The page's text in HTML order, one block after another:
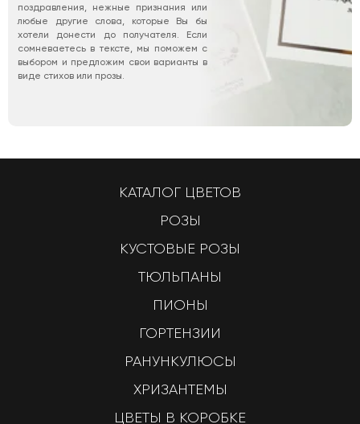
поздравления, нежные признания или
любые другие слова, которые Вы бы
хотели донести до получателя. Если
сомневаетесь в тексте, мы поможем с
выбором и предложим свои варианты в
виде стихов или прозы.
КАТАЛОГ ЦВЕТОВ
РОЗЫ
КУСТОВЫЕ РОЗЫ
ТЮЛЬПАНЫ
ПИОНЫ
ГОРТЕНЗИИ
РАНУНКУЛЮСЫ
ХРИЗАНТЕМЫ
ЦВЕТЫ В КОРОБКЕ